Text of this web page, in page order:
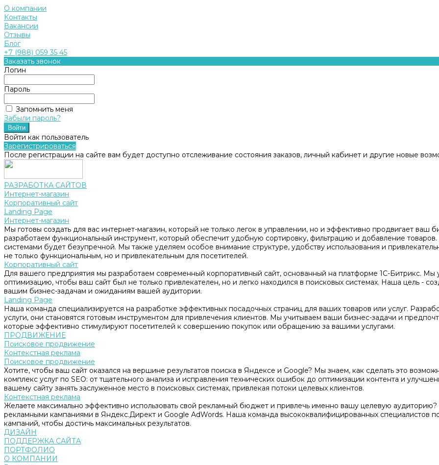
О компании
Контакты
Вакансии
Отзывы
Блог
+7 (988) 059 35 45
Заказать звонок
Логин
Пароль
Запомнить меня
Забыли пароль?
Войти как пользователь
Зарегистрироваться
После регистрации на сайте вам будет доступно отслеживание состояния заказов, личный кабинет и другие новые
РАЗРАБОТКА САЙТОВ
Интернет-магазин
Корпоративный сайт
Landing Page
Интернет-магазин
Мы готовы создать для вас интернет-магазин, который не только легок в управлении, но и эффективно продвигает ваш
разработаем функциональный инструмент, который обеспечит удобную сортировку, фильтрацию и добавление
системами будет безупречной. Мы также уделяем особое внимание структуре, удобству использования и
не только функциональным, но и привлекательным для посетителей.
Корпоративный сайт
Для вашего предприятия мы разработаем современный корпоративный сайт, основанный на платформе 1С-Битрикс. Мы
оптимизацию, чтобы ваш сайт был не только привлекателен, но и легко находился в поисковых системах. Наша цель -
вашим бизнес-задачам и ожиданиям вашей аудитории.
Landing Page
Наша команда специализируется на разработке эффективных посадочных страниц для ваших товаров или услуг.
услуги, они становятся готовым инструментом для привлечения клиентов. Мы учитываем ваши бизнес-задачи и
которые эффективно стимулируют посетителей к совершению покупок или обращению за вашими услугами.
ПРОДВИЖЕНИЕ
Поисковое продвижение
Контекстная реклама
Поисковое продвижение
Хотите, чтобы ваш сайт оказался на вершине результатов поиска в Яндексе и Google? Мы знаем, как сделать это
комплекс услуг по SEO: от тщательного анализа и исправления технических ошибок до оптимизации контента и
вашему сайту занять заслуженное место в поисковых системах, привлекая потоки целевых клиентов.
Контекстная реклама
Желаете максимально эффективно использовать свой рекламный бюджет и привлечь именно вашу целевую
рекламными кампаниями в Яндекс.Директ и Google AdWords. Наша команда высококвалифицированных специалистов
кампаний, чтобы достичь максимальных результатов.
ДИЗАЙН
ПОДДЕРЖКА САЙТА
ПОРТФОЛИО
О КОМПАНИИ